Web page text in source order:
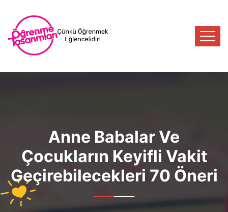
Anne Babalar Ve
Çocukların Keyifli Vakit
Geçirebilecekleri 70 Öneri